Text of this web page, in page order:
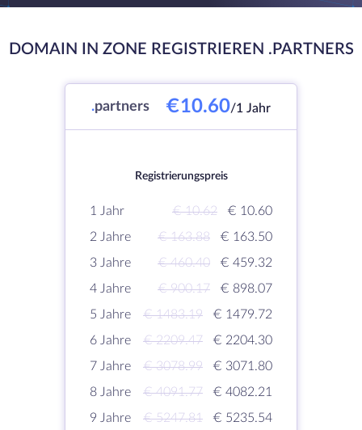
DOMAIN IN ZONE REGISTRIEREN .PARTNERS
.partners €10.60/1 Jahr
Registrierungspreis
1 Jahr € 10.62
€ 10.60
2 Jahre
€ 163.88
€ 163.50
3 Jahre
€ 460.40
€ 459.32
4 Jahre
€ 900.17
€ 898.07
5 Jahre
€ 1483.19
€ 1479.72
6 Jahre
€ 2209.47
€ 2204.30
7 Jahre
€ 3078.99
€ 3071.80
8 Jahre
€ 4091.77
€ 4082.21
9 Jahre
€ 5247.81
€ 5235.54